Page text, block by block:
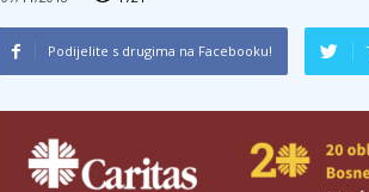
Podijelite s drugima na Facebooku!